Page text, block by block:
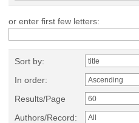
or enter first few letters:
Sort by:
In order:
Results/Page
Authors/Record: